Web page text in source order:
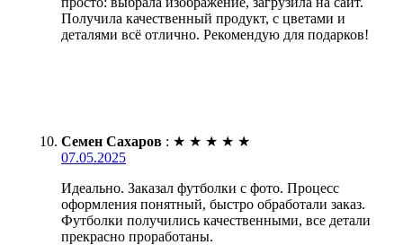
Получила качественный продукт, с цветами и
деталями всё отлично. Рекомендую для подарков!
Семен Сахаров : ★ ★ ★ ★ ★
07.05.2025
Идеально. Заказал футболки с фото. Процесс
оформления понятный, быстро обработали заказ.
Футболки получились качественными, все детали
прекрасно проработаны.